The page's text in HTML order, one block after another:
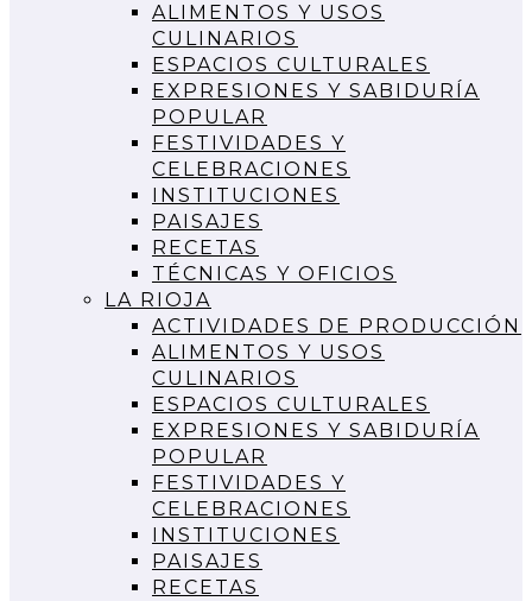
ALIMENTOS Y USOS
CULINARIOS
ESPACIOS CULTURALES
EXPRESIONES Y SABIDURÍA
POPULAR
FESTIVIDADES Y
CELEBRACIONES
INSTITUCIONES
PAISAJES
RECETAS
TÉCNICAS Y OFICIOS
LA RIOJA
ACTIVIDADES DE PRODUCCIÓN
ALIMENTOS Y USOS
CULINARIOS
ESPACIOS CULTURALES
EXPRESIONES Y SABIDURÍA
POPULAR
FESTIVIDADES Y
CELEBRACIONES
INSTITUCIONES
PAISAJES
RECETAS